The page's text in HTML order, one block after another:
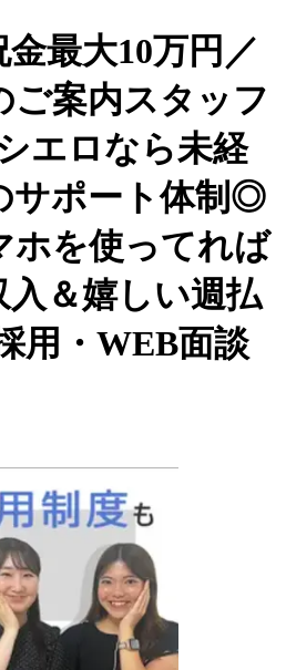
最大10万円／
案内スタッフ
エロなら未経
サポート体制◎
ホを使ってれば
入＆嬉しい週払
用・WEB面談